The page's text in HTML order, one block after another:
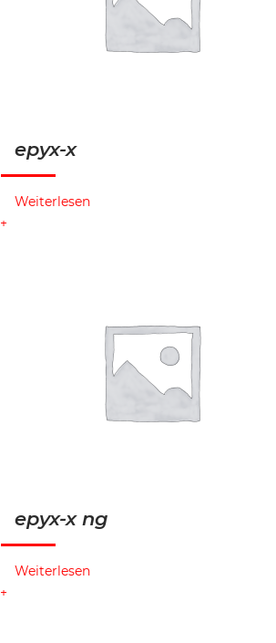
epyx-x
Weiterlesen
epyx-x ng
Weiterlesen